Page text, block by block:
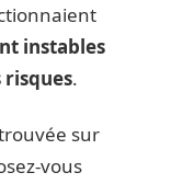
instables
risques.
sur
vous